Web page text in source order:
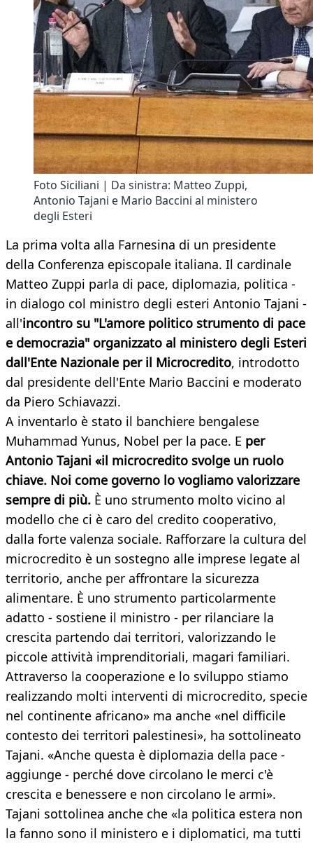
Foto Siciliani | Da sinistra: Matteo Zuppi,
Antonio Tajani e Mario Baccini al ministero
degli Esteri
La prima volta alla Farnesina di un presidente
della Conferenza episcopale italiana. Il cardinale
Matteo Zuppi parla di pace, diplomazia, politica -
in dialogo col ministro degli esteri Antonio Tajani -
all'incontro su "L'amore politico strumento di pace
e democrazia" organizzato al ministero degli Esteri
dall'Ente Nazionale per il Microcredito, introdotto
dal presidente dell'Ente Mario Baccini e moderato
da Piero Schiavazzi.
A inventarlo è stato il banchiere bengalese
Muhammad Yunus, Nobel per la pace. E per
Antonio Tajani «il microcredito svolge un ruolo
chiave. Noi come governo lo vogliamo valorizzare
sempre di più. È uno strumento molto vicino al
modello che ci è caro del credito cooperativo,
dalla forte valenza sociale. Rafforzare la cultura del
microcredito è un sostegno alle imprese legate al
territorio, anche per affrontare la sicurezza
alimentare. È uno strumento particolarmente
adatto - sostiene il ministro - per rilanciare la
crescita partendo dai territori, valorizzando le
piccole attività imprenditoriali, magari familiari.
Attraverso la cooperazione e lo sviluppo stiamo
realizzando molti interventi di microcredito, specie
nel continente africano» ma anche «nel difficile
contesto dei territori palestinesi», ha sottolineato
Tajani. «Anche questa è diplomazia della pace -
aggiunge - perché dove circolano le merci c'è
crescita e benessere e non circolano le armi».
Tajani sottolinea anche che «la politica estera non
la fanno sono il ministero e i diplomatici, ma tutti